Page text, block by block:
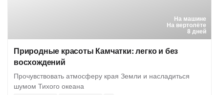
На машине
На вертолёте
8 дней
Природные красоты Камчатки: легко и без
восхождений
Прочувствовать атмосферу края Земли и насладиться
шумом Тихого океана